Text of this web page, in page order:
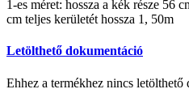
1-es méret: hossza a kék része 56
cm teljes kerületét hossza 1, 50m
Letölthető dokumentáció
Ehhez a termékhez nincs